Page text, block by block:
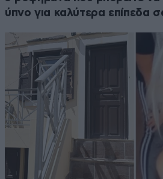
ύπνο για καλύτερα επίπεδα